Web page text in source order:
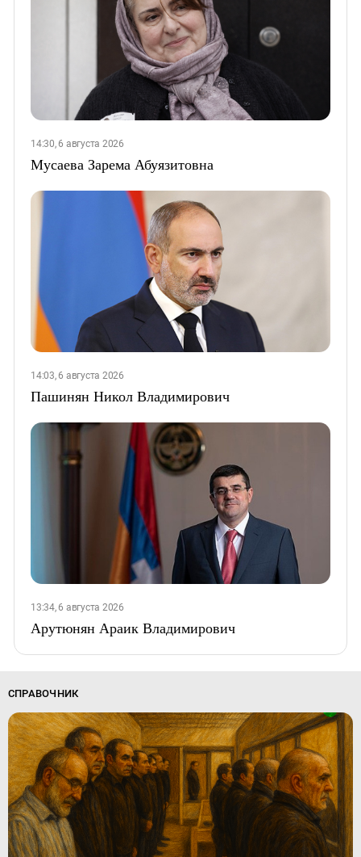
14:30, 6 августа 2026
Мусаева Зарема Абуязитовна
14:03, 6 августа 2026
Пашинян Никол Владимирович
13:34, 6 августа 2026
Арутюнян Араик Владимирович
СПРАВОЧНИК